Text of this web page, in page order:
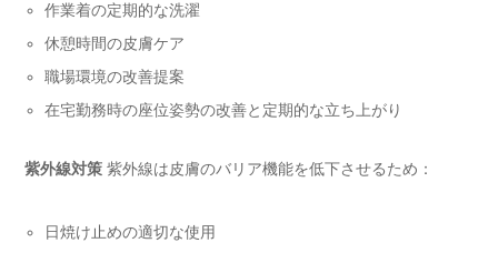
作業着の定期的な洗濯
休憩時間の皮膚ケア
職場環境の改善提案
在宅勤務時の座位姿勢の改善と定期的な立ち上がり
紫外線対策 紫外線は皮膚のバリア機能を低下させるため：
日焼け止めの適切な使用